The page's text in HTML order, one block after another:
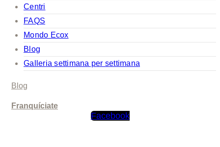
Centri
FAQS
Mondo Ecox
Blog
Galleria settimana per settimana
Blog
Franquíciate
Facebook